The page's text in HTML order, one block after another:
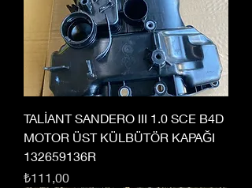
TALİANT SANDERO III 1.0 SCE B4D
MOTOR ÜST KÜLBÜTÖR KAPAĞI
132659136R
Fiyat
₺111,00